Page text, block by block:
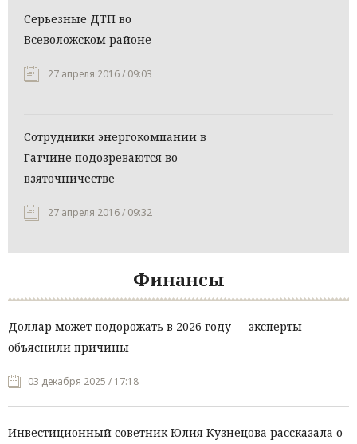
Серьезные ДТП во
Всеволожском районе
27 апреля 2016 / 09:03
Сотрудники энергокомпании в
Гатчине подозреваются во
взяточничестве
27 апреля 2016 / 09:32
Финансы
Доллар может подорожать в 2026 году — эксперты
объяснили причины
03 декабря 2025 / 17:18
Инвестиционный советник Юлия Кузнецова рассказала о